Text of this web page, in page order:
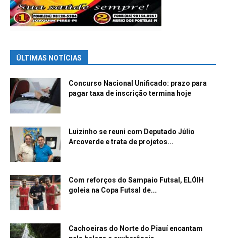
ÚLTIMAS NOTÍCIAS
Concurso Nacional Unificado: prazo para
pagar taxa de inscrição termina hoje
Luizinho se reuni com Deputado Júlio
Arcoverde e trata de projetos...
Com reforços do Sampaio Futsal, ELÓIH
goleia na Copa Futsal de...
Cachoeiras do Norte do Piauí encantam